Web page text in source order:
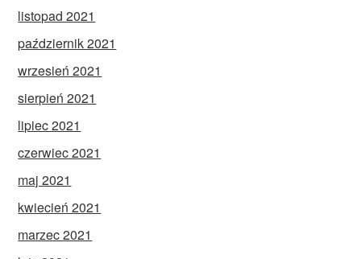
listopad 2021
październik 2021
wrzesień 2021
sierpień 2021
lipiec 2021
czerwiec 2021
maj 2021
kwiecień 2021
marzec 2021